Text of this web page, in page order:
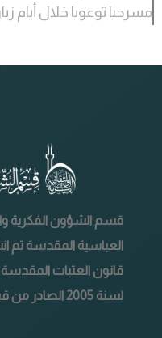
مسرحيا توعويا خلال أيام
قسم الشؤون الفكرية
لسنة 2005 الصادر من قبل الجمعية الوطنية العراقية....